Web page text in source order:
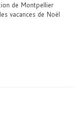
de Montpellier
vacances de Noël